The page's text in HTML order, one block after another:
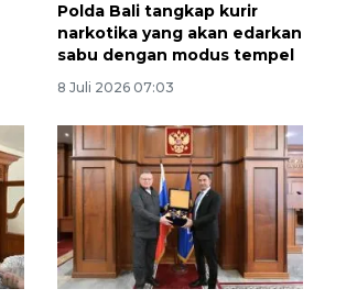
Polda Bali tangkap kurir
narkotika yang akan edarkan
sabu dengan modus tempel
8 Juli 2026 07:03